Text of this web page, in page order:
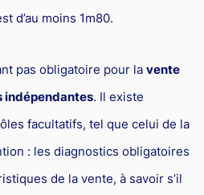
de l'Art
et avocat
d’au moins 1m80.
pas obligatoire pour la vente
indépendantes. Il existe
facultatifs, tel que celui de la
: les diagnostics obligatoires
de la vente, à savoir s’il